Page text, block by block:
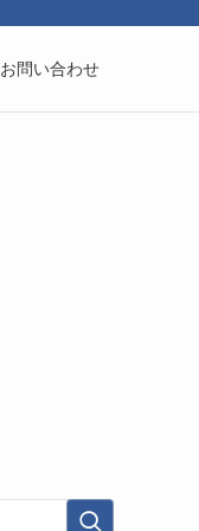
お問い合わせ